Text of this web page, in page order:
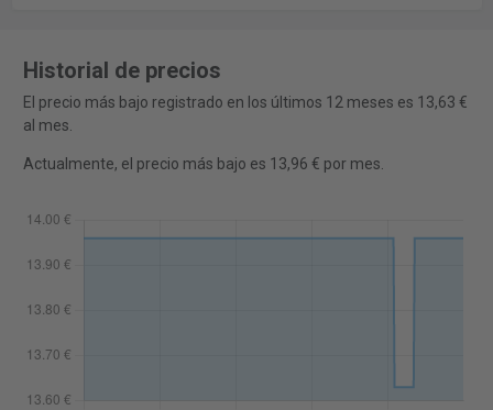
Historial de precios
El precio más bajo registrado en los últimos 12 meses es 13,63 €
al mes.
Actualmente, el precio más bajo es 13,96 € por mes.